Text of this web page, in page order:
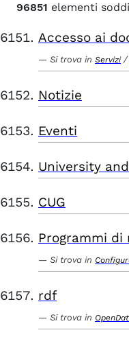
96851 elementi
Accesso ai
Si trova in Servizi /
Notizie
Eventi
University
CUG
Programmi di
Si trova in
rdf
Si trova in